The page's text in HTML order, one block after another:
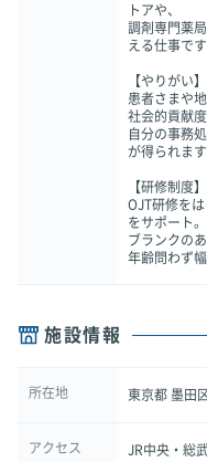
トアや、
調剤専門薬
える仕事です
【やりがい】
患者さまや
社会的貢献
自分の事務
が得られます
【研修制度】
OJT研修を
をサポート。
ブランクの
年齢問わず
施設情報
所在地 東京都 墨田
アクセス JR中央・総